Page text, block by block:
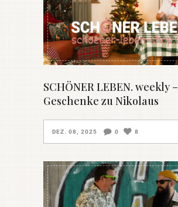
SCHÖNER LEBEN. weekly –
Geschenke zu Nikolaus
DEZ. 08, 2025 0 8